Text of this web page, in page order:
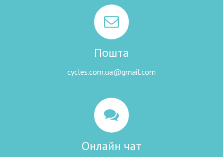
Пошта
cycles.com.ua@gmail.com
Онлайн чат